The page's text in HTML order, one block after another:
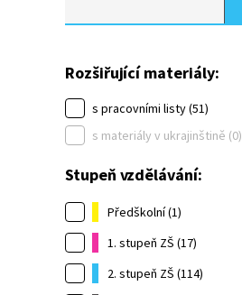
Rozšiřující materiály:
s pracovními listy (51)
s materiály v ukrajinštině (0)
Stupeň vzdělávání:
Předškolní (1)
1. stupeň ZŠ (17)
2. stupeň ZŠ (114)